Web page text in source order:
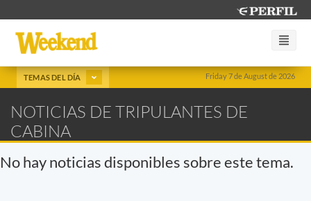
Friday 7 de August de 2026
TEMAS DEL DÍA
NOTICIAS DE TRIPULANTES DE
CABINA
No hay noticias disponibles sobre este tema.